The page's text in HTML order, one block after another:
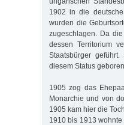
1902 in die
wurden die
zugeschlagen. Da
dessen Territorium
Staatsbürger
diesem Status geboren.
1905 zog das
Monarchie und von
1905 kam hier die
1910 bis 1913